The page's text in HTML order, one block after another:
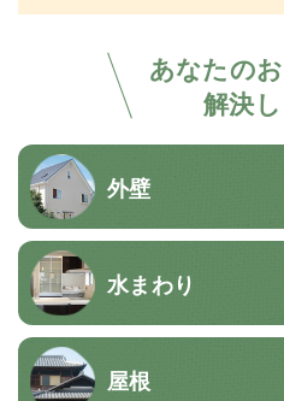
あなたの
解決
外壁
水まわり
屋根